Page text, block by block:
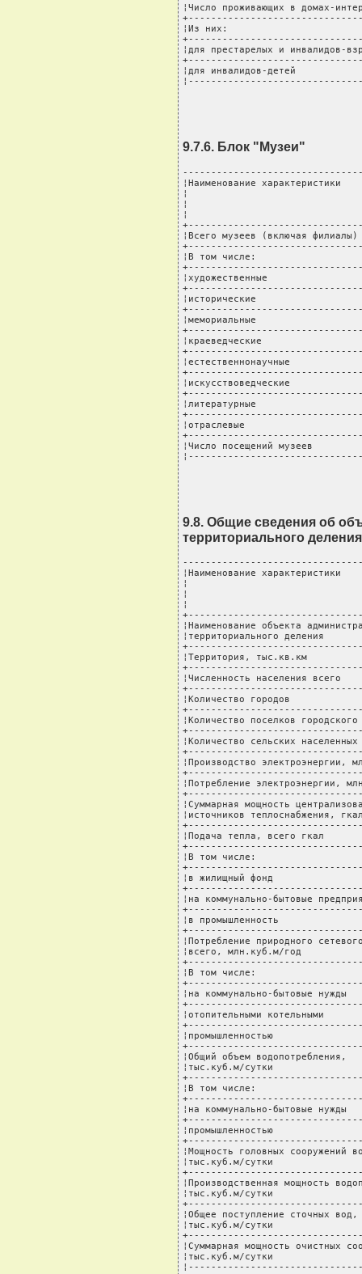
¦Число проживающих в домах-
¦Из них:
¦для престарелых и
¦для инвалидов-детей
9.7.6. Блок "Музеи"
¦Наименование
¦
¦
¦
¦Всего музеев (включая
¦В том числе:
¦художественные
¦исторические
¦мемориальные
¦краеведческие
¦естественнонаучные
¦искусствоведческие
¦литературные
¦отраслевые
¦Число посещений музеев
9.8. Общие сведения об
территориального деления
¦Наименование
¦
¦
¦
¦Наименование объекта
¦территориального
¦Территория, тыс.кв.км
¦Численность населения
¦Количество городов
¦Количество поселков
¦Количество сельских
¦Производство
¦Потребление
¦Суммарная мощность
¦источников
¦Подача тепла, всего
¦В том числе:
¦в жилищный фонд
¦на коммунально-бытовые
¦в промышленность
¦Потребление природного
¦всего, млн.куб.м/год
¦В том числе:
¦на коммунально-бытовые
¦отопительными
¦промышленностью
¦Общий объем
¦тыс.куб.м/сутки
¦В том числе:
¦на коммунально-бытовые
¦промышленностью
¦Мощность головных
¦тыс.куб.м/сутки
¦Производственная мощность
¦тыс.куб.м/сутки
¦Общее поступление
¦тыс.куб.м/сутки
¦Суммарная мощность
¦тыс.куб.м/сутки